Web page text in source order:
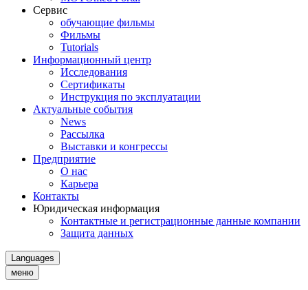
Сервис
обучающие фильмы
Фильмы
Tutorials
Информационный центр
Исследования
Сертификаты
Инструкция по эксплуатации
Актуальные события
News
Рассылка
Выставки и конгрессы
Предприятие
О нас
Карьера
Контакты
Юридическая информация
Контактные и регистрационные данные компании
Защита данных
Languages
меню